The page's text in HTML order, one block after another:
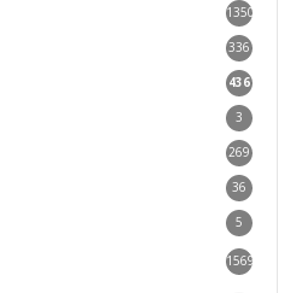
1350
336
436
3
269
36
5
1569